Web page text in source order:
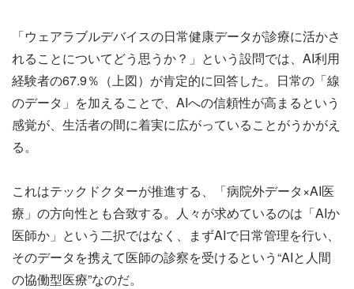
「ウェアラブルデバイスの日常健康データが診療に活かさ
れることについてどう思うか？」という設問では、AI利用
経験者の67.9％（上図）が肯定的に回答した。日常の「線
のデータ」を加えることで、AIへの信頼性が高まるという
感覚が、生活者の間に着実に広がっていることがうかがえ
る。
これはテックドクターが推進する、「病院外データ×AI医
療」の方向性とも合致する。人々が求めているのは「AIか
医師か」という二択ではなく、まずAIで日常管理を行い、
そのデータを携えて医師の診察を受けるという“AIと人間
の協働型医療”なのだ。